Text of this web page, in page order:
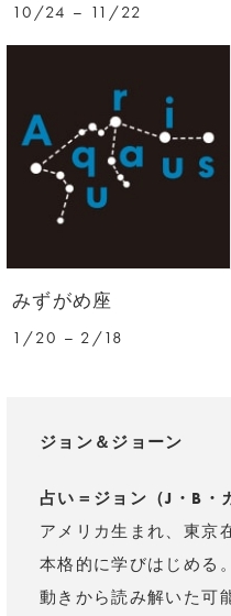
10/24 – 11/22
みずがめ座
1/20 – 2/18
ジョン＆ジョーン
占い＝ジョン（J・B・
アメリカ生まれ、東京
本格的に学びはじめる
動きから読み解いた可